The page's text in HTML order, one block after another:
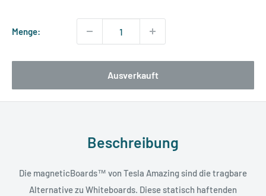
Menge:
Ausverkauft
Beschreibung
Die magneticBoards™ von Tesla Amazing sind die tragbare
Alternative zu Whiteboards. Diese statisch haftenden